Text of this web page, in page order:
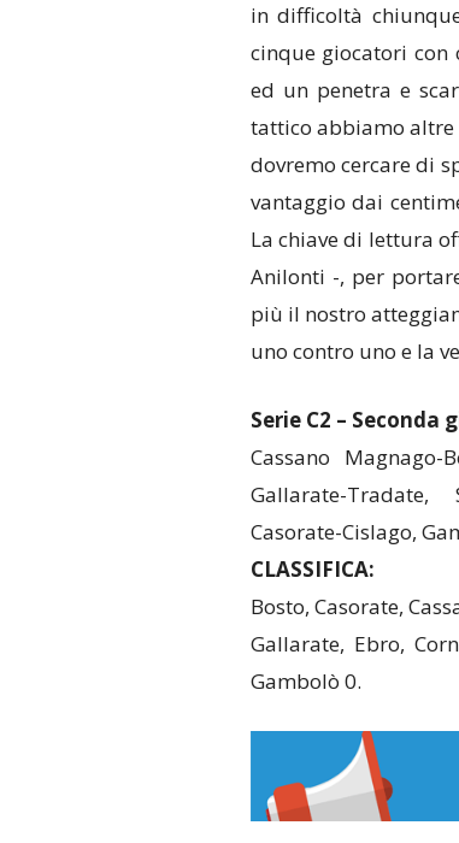
in difficoltà
cinque giocatori
ed un penetra e
tattico abbiamo altre
dovremo cercare di
vantaggio dai
La chiave di lettura
Anilonti -, per
più il nostro
uno contro uno e la
Serie C2 – Seconda
Cassano Magnago-
Gallarate-Tradate,
Casorate-Cislago,
CLASSIFICA:
Bosto, Casorate,
Gallarate, Ebro,
Gambolò 0.